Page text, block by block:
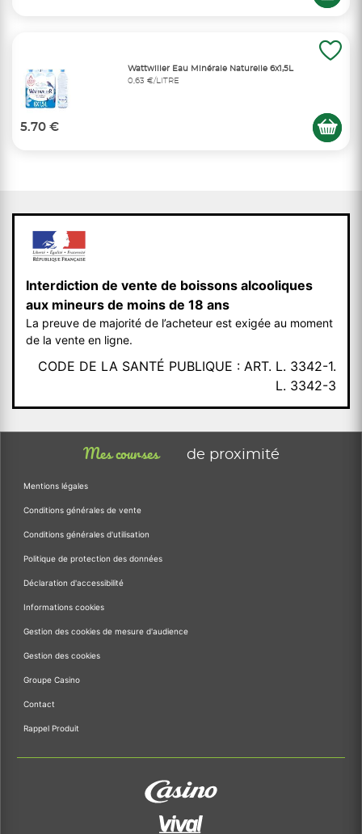
Wattwiller Eau Minérale Naturelle 6x1,5L
0,63 €/LITRE
5.70 €
Interdiction de vente de boissons alcooliques
aux mineurs de moins de 18 ans
La preuve de majorité de l’acheteur est exigée au moment
de la vente en ligne.
CODE DE LA SANTÉ PUBLIQUE : ART. L. 3342-1.
L. 3342-3
Mes courses de proximité
Mentions légales
Conditions générales de vente
Conditions générales d'utilisation
Politique de protection des données
Déclaration d'accessibilité
Informations cookies
Gestion des cookies de mesure d'audience
Gestion des cookies
Groupe Casino
Contact
Rappel Produit